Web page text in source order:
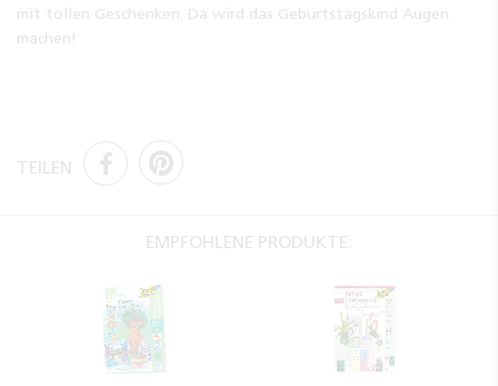
mit tollen Geschenken. Da wird das Geburtstagskind Augen
machen!
TEILEN
EMPFOHLENE PRODUKTE: